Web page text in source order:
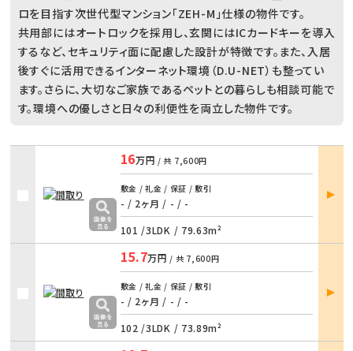
ロを目指す次世代型マンション「ZEH-M」仕様の物件です。
共用部にはオートロックを採用し、玄関にはICカードキーを導入
するなど、セキュリティ面に配慮した設計が特徴です。また、入居
後すぐに活用できるインターネット環境（D.U-NET）も整ってい
ます。さらに、大切なご家族であるペットとの暮らしも相談可能で
す。環境への優しさと日々の利便性を両立した物件です。
16万円 / 共 7,600円
敷金 / 礼金 / 保証 / 敷引
- / 2ヶ月 / - / -
101 /3LDK / 79.63m²
部屋
詳細
15.7万円 / 共 7,600円
敷金 / 礼金 / 保証 / 敷引
- / 2ヶ月 / - / -
102 /3LDK / 73.89m²
部屋
詳細